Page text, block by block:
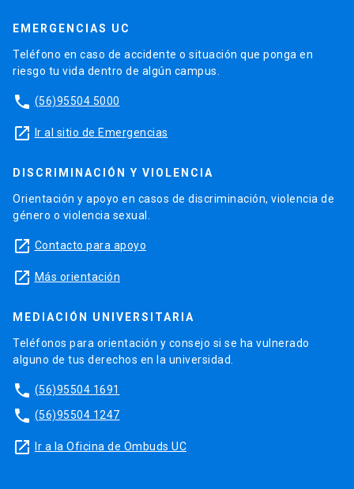
EMERGENCIAS UC
Teléfono en caso de accidente o situación que ponga en
riesgo tu vida dentro de algún campus.
phone (56)95504 5000
launch Ir al sitio de Emergencias
DISCRIMINACIÓN Y VIOLENCIA
Orientación y apoyo en casos de discriminación, violencia de
género o violencia sexual.
launch Contacto para apoyo
launch Más orientación
MEDIACIÓN UNIVERSITARIA
Teléfonos para orientación y consejo si se ha vulnerado
alguno de tus derechos en la universidad.
phone (56)95504 1691
phone (56)95504 1247
launch Ir a la Oficina de Ombuds UC